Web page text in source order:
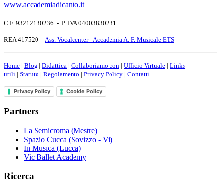
www.accademiadicanto.it
C.F. 93212130236 - P. IVA 04003830231
REA 417520 - Ass. Vocalcenter - Accademia A. F. Musicale ETS
Home | Blog | Didattica | Collaboriamo con | Ufficio Virtuale | Links
utili | Statuto | Regolamento | Privacy Policy | Contatti
Privacy Policy Cookie Policy
Partners
La Semicroma (Mestre)
Spazio Cucca (Sovizzo - Vi)
In Musica (Lucca)
Vic Ballet Academy
Ricerca